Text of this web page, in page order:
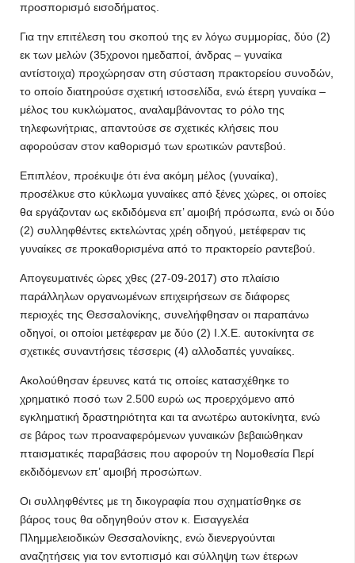
προσπορισμό εισοδήματος.
Για την επιτέλεση του σκοπού της εν λόγω συμμορίας, δύο (2)
εκ των μελών (35χρονοι ημεδαποί, άνδρας – γυναίκα
αντίστοιχα) προχώρησαν στη σύσταση πρακτορείου συνοδών,
το οποίο διατηρούσε σχετική ιστοσελίδα, ενώ έτερη γυναίκα –
μέλος του κυκλώματος, αναλαμβάνοντας το ρόλο της
τηλεφωνήτριας, απαντούσε σε σχετικές κλήσεις που
αφορούσαν στον καθορισμό των ερωτικών ραντεβού.
Επιπλέον, προέκυψε ότι ένα ακόμη μέλος (γυναίκα),
προσέλκυε στο κύκλωμα γυναίκες από ξένες χώρες, οι οποίες
θα εργάζονταν ως εκδιδόμενα επ’ αμοιβή πρόσωπα, ενώ οι δύο
(2) συλληφθέντες εκτελώντας χρέη οδηγού, μετέφεραν τις
γυναίκες σε προκαθορισμένα από το πρακτορείο ραντεβού.
Απογευματινές ώρες χθες (27-09-2017) στο πλαίσιο
παράλληλων οργανωμένων επιχειρήσεων σε διάφορες
περιοχές της Θεσσαλονίκης, συνελήφθησαν οι παραπάνω
οδηγοί, οι οποίοι μετέφεραν με δύο (2) Ι.Χ.Ε. αυτοκίνητα σε
σχετικές συναντήσεις τέσσερις (4) αλλοδαπές γυναίκες.
Ακολούθησαν έρευνες κατά τις οποίες κατασχέθηκε το
χρηματικό ποσό των 2.500 ευρώ ως προερχόμενο από
εγκληματική δραστηριότητα και τα ανωτέρω αυτοκίνητα, ενώ
σε βάρος των προαναφερόμενων γυναικών βεβαιώθηκαν
πταισματικές παραβάσεις που αφορούν τη Νομοθεσία Περί
εκδιδόμενων επ’ αμοιβή προσώπων.
Οι συλληφθέντες με τη δικογραφία που σχηματίσθηκε σε
βάρος τους θα οδηγηθούν στον κ. Εισαγγελέα
Πλημμελειοδικών Θεσσαλονίκης, ενώ διενεργούνται
αναζητήσεις για τον εντοπισμό και σύλληψη των έτερων